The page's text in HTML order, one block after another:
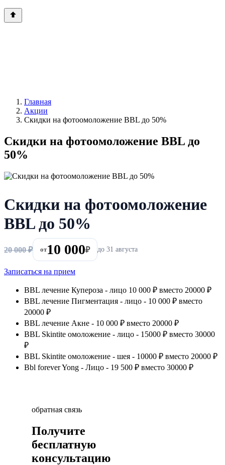
Главная
Акции
Скидки на фотоомоложение BBL до 50%
Скидки на фотоомоложение BBL до
50%
Скидки на фотоомоложение
BBL до 50%
20 000 ₽ от10 000₽ до 31 августа
Записаться на прием
BBL лечение Купероза - лицо 10 000 ₽ вместо 20000 ₽
BBL лечение Пигментация - лицо - 10 000 ₽ вместо
20000 ₽
BBL лечение Акне - 10 000 ₽ вместо 20000 ₽
BBL Skintite омоложение - лицо - 15000 ₽ вместо 30000
₽
BBL Skintite омоложение - шея - 10000 ₽ вместо 20000 ₽
Bbl forever Yong - Лицо - 19 500 ₽ вместо 30000 ₽
обратная связь
Получите
бесплатную
консультацию